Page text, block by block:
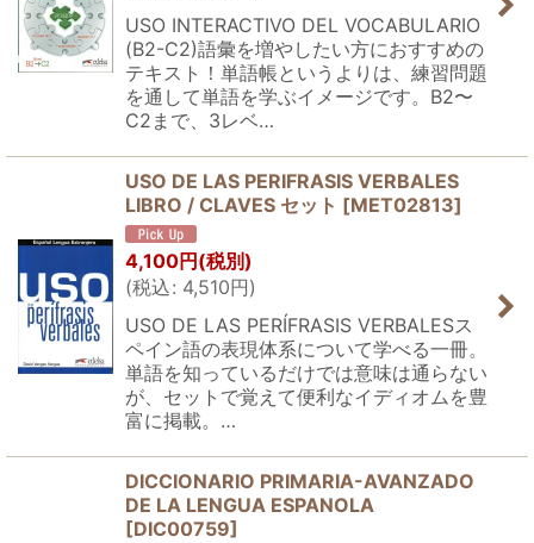
USO INTERACTIVO DEL VOCABULARIO
(B2-C2)語彙を増やしたい方におすすめの
テキスト！単語帳というよりは、練習問題
を通して単語を学ぶイメージです。B2〜
C2まで、3レベ…
USO DE LAS PERIFRASIS VERBALES
LIBRO / CLAVES セット [MET02813]
4,100円 (税別)
(税込: 4,510円)
USO DE LAS PERÍFRASIS VERBALESス
ペイン語の表現体系について学べる一冊。
単語を知っているだけでは意味は通らない
が、セットで覚えて便利なイディオムを豊
富に掲載。…
DICCIONARIO PRIMARIA-AVANZADO
DE LA LENGUA ESPANOLA
[DIC00759]